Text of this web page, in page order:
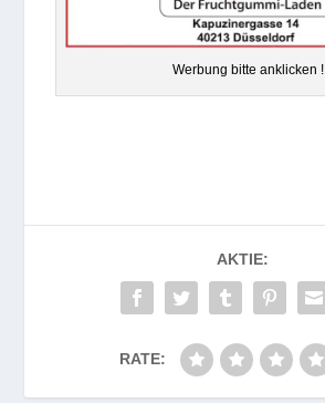
Wer­bung bitte anklicken !
AKTIE:
RATE: